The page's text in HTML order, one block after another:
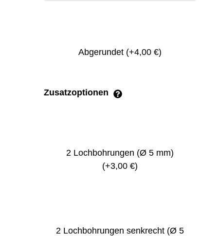
Abgerundet (+4,00 €)
Zusatzoptionen
2 Lochbohrungen (Ø 5 mm)
(+3,00 €)
2 Lochbohrungen senkrecht (Ø 5